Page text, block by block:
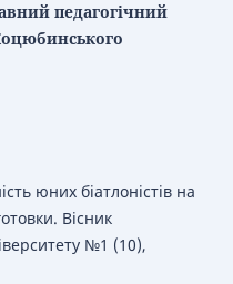
педагогічний
юних біатлоністів на
Вісник
№1 (10),